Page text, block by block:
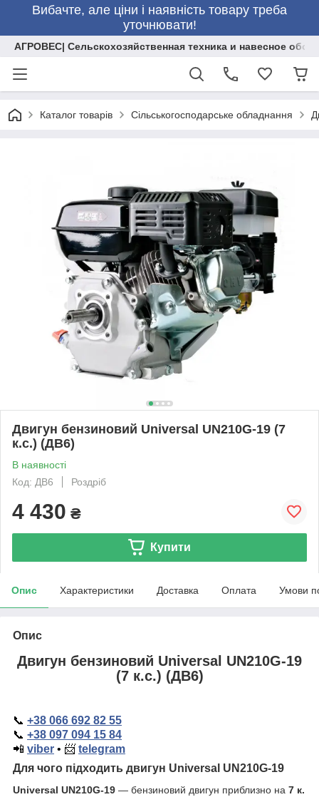
Вибачте, але ціни і наявність товару треба
уточнювати!
АГРОВЕС| Сельскохозяйственная техника и навесное
Каталог товарів Сільськогосподарське обладнання
Двигун бензиновий Universal UN210G-19 (7
к.с.) (ДВ6)
В наявності
Код: ДВ6
Роздріб
4 430 ₴
Купити
Опис Характеристики Доставка Оплата Умови
Опис
Двигун бензиновий Universal UN210G-19
(7 к.с.) (ДВ6)
📞 +38 066 692 82 55
📞 +38 097 094 15 84
📲 viber • 📨 telegram
Для чого підходить двигун Universal UN210G-19
Universal UN210G-19 — бензиновий двигун приблизно на 7 к.